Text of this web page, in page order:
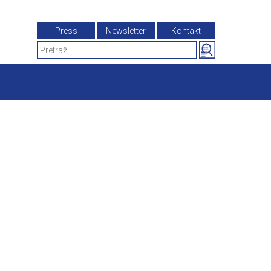
Press Newsletter
Kontakt
Search
for: